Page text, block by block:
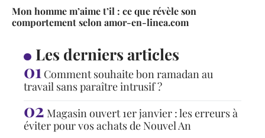
Mon homme m’aime t’il : ce que révèle son
comportement selon amor-en-linea.com
Les derniers articles
Comment souhaite bon ramadan au
travail sans paraître intrusif ?
Magasin ouvert 1er janvier : les erreurs à
éviter pour vos achats de Nouvel An